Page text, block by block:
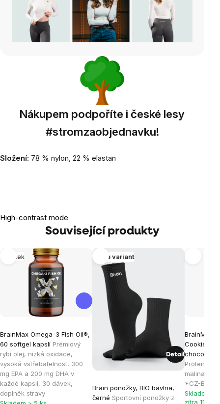
Nákupem podpoříte i české lesy
#stromzaobjednavku!
Složení: 78 % nylon, 22 % elastan
High-contrast mode
Související produkty
Mozek
BrainMax Omega-3 Fish Oil®,
60 softgel kapslí Prémiový
rybí olej, nízká oxidace,
vysoká vstřebatelnost, 300
mg EPA a 200 mg DHA v
každé kapsli, 30 dávek,
doplněk stravy
Více variant
Brain ponožky, BIO bavlna,
černé Sportovní ponožky z
Detail
BrainMax
Cookie,
chocolate,
Proteinová
malinami
*CZ-BIO-
Skladem >
zítra 11.8. u